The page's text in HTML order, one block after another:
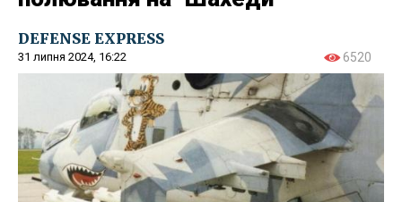
DEFENSE EXPRESS
31 липня 2024, 16:22 6520